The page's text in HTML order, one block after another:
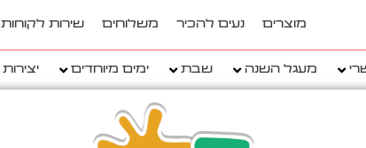
מוצרים נעים להכיר משלוחים שירות לקוחות
מעגל השנה שבת ימים מיוחדים יצירות